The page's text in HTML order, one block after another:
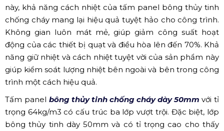
này, khả năng cách nhiệt của tấm panel bông thủy tinh
chống cháy mang lại hiệu quả tuyệt hảo cho công trình.
Không gian luôn mát mẻ, giúp giảm công suất hoạt
động của các thiết bị quạt và điều hòa lên đến 70%. Khả
năng giữ nhiệt và cách nhiệt tuyệt vời của sản phẩm này
giúp kiểm soát lượng nhiệt bên ngoài và bên trong công
trình một cách hiệu quả.
Tấm panel bông thủy tinh chống cháy dày 50mm với tỉ
trọng 64kg/m3 có cấu trúc ba lớp vượt trội. Đặc biệt, lớp
bông thủy tinh dày 50mm và có tỉ trọng cao cho thấy